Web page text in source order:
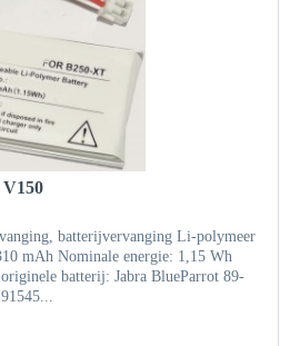
batterijvervanging Li-polymeer
mAh Nominale energie: 1,15 Wh
batterij: Jabra BlueParrot 89-